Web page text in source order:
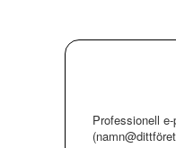
Professionell